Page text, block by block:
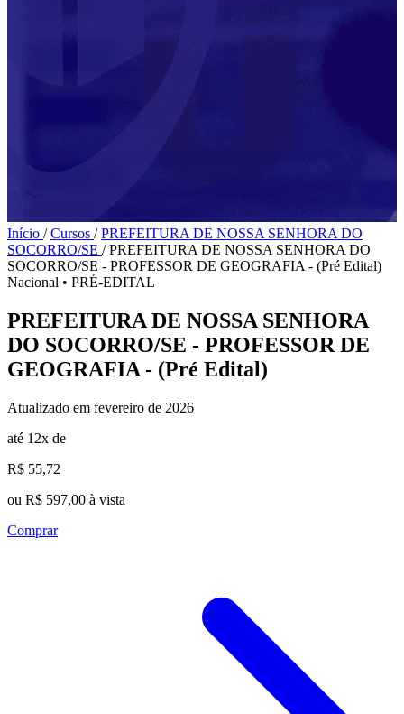
Início / Cursos / PREFEITURA DE NOSSA SENHORA DO
SOCORRO/SE / PREFEITURA DE NOSSA SENHORA DO
SOCORRO/SE - PROFESSOR DE GEOGRAFIA - (Pré Edital)
Nacional • PRÉ-EDITAL
PREFEITURA DE NOSSA SENHORA
DO SOCORRO/SE - PROFESSOR DE
GEOGRAFIA - (Pré Edital)
Atualizado em fevereiro de 2026
até 12x de
R$ 55,72
ou R$ 597,00 à vista
Comprar